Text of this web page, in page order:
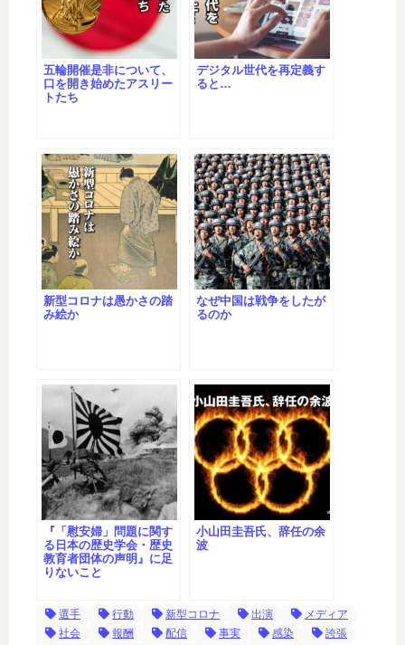
五輪開催是非について、
口を開き始めたアスリー
トたち
デジタル世代を再定義す
ると…
新型コロナは愚かさの踏
み絵か
なぜ中国は戦争をしたが
るのか
『「慰安婦」問題に関す
る日本の歴史学会・歴史
教育者団体の声明』に足
りないこと
小山田圭吾氏、辞任の余
波
選手 行動 新型コロナ 出演
メディア
社会
報酬 配信 事実 感染
誇張